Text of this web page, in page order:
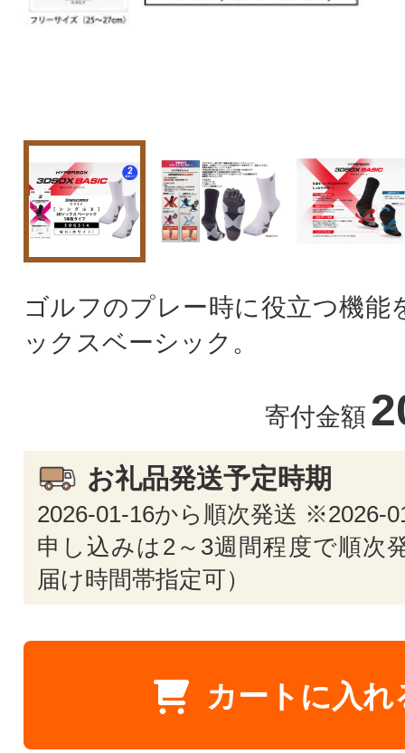
ゴルフのプレー時に役立つ機能
ックスベーシック。
寄付金額
お礼品発送予定時期
2026-01-16から順次発送 ※2026-
申し込みは2～3週間程度で順次
届け時間帯指定可）
カートに入れ